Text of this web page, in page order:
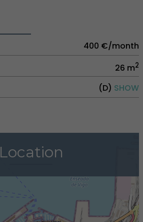
400 €/month
26 m2
(D) SHOW
Location